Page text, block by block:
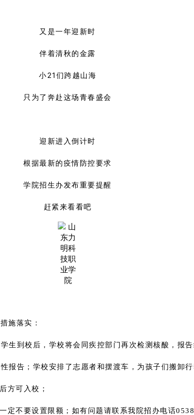
又是一年迎新时
伴着清秋的金露
小21们跨越山海
只为了奔赴这场青春盛会
迎新进入倒计时
根据最新的疫情防控要求
学院招生办发布重要提醒
赶紧来看看吧
施落实：
到校后，学校将会同疾控部门再次检测核酸，报告
告；学校安排了志愿者和摆渡车，为孩子们搬卸行
方可入校；
定不要设置限额；如有问题请联系我院招办电话